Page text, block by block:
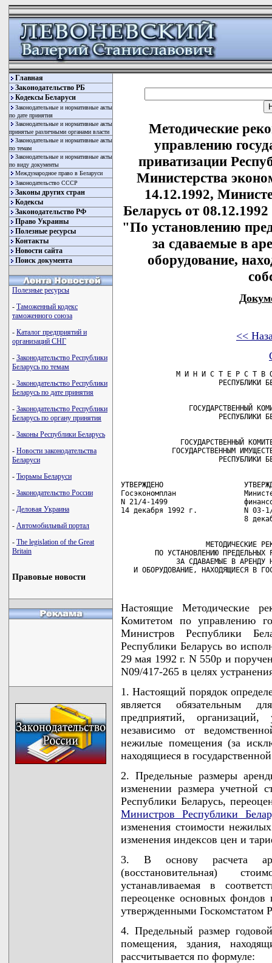
Главная
Законодательство РБ
Кодексы Беларуси
Законодательные и нормативные акты
по дате принятия
Законодательные и нормативные акты
принятые различными органами власти
Законодательные и нормативные акты
по темам
Законодательные и нормативные акты
по виду документы
Международное право в Беларуси
Законодательство СССР
Законы других стран
Кодексы
Законодательство РФ
Право Украины
Полезные ресурсы
Контакты
Новости сайта
Поиск документа
Полезные ресурсы
- Таможенный кодекс
таможенного союза
- Каталог предприятий и
организаций СНГ
- Законодательство Республики
Беларусь по темам
- Законодательство Республики
Беларусь по дате принятия
- Законодательство Республики
Беларусь по органу принятия
- Законы Республики Беларусь
- Новости законодательства
Беларуси
- Тюрьмы Беларуси
- Законодательство России
- Деловая Украина
- Автомобильный портал
- The legislation of the Great
Britain
Правовые новости
Методические
управлению
приватизации
Министерства
14.12.1992,
Беларусь от
"По установлению
за сдаваемые в
оборудование,
<<
М И Н И С Т Е Р С Т В
ГОСУДАРСТВЕННЫЙ
ГОСУДАРСТВЕННЫЙ
ГОСУДАРСТВЕННЫМ
УТВЕРЖДЕНО
Госэкономплан
N 21/4-1499
14 декабря 1992 г.           N 03-
МЕТОДИЧЕСКИЕ
ПО УСТАНОВЛЕНИЮ ПРЕДЕЛЬНЫХ
ЗА СДАВАЕМЫЕ В АРЕНДУ
И ОБОРУДОВАНИЕ, НАХОДЯЩИЕСЯ В
Настоящие Методические
Комитетом по управлению
Министров Республики
Республики Беларусь во
29 мая 1992 г. N 550р и
N09/417-265 в целях
1. Настоящий порядок
является обязательным
предприятий,
независимо от
нежилые помещения (за
находящиеся в
2. Предельные размеры
изменении размера учетной
Республики Беларусь,
Министров Республики
изменения стоимости
изменения индексов цен и
3. В основу расчета
(восстановительная)
устанавливаемая в
переоценке основных фондов
утвержденными Госкомстатом
4. Предельный размер
помещения, здания,
рассчитывается по формуле: